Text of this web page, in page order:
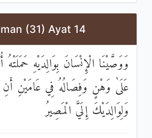
(31) Ayat 14
وَوَصَّيْنَا الْإِنْسَانَ بِوَالِدَيْهِ حَمَلَتْهُ
عَلَىٰ وَهْنٍ وَفِصَالُهُ فِي عَامَيْنِ
وَلِوَالِدَيْكَ إِلَيَّ الْمَصِيرُ